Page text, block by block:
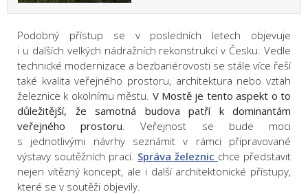
Podobný přístup se v posledních letech objevuje
i u dalších velkých nádražních rekonstrukcí v Česku. Vedle
technické modernizace a bezbariérovosti se stále více řeší
také kvalita veřejného prostoru, architektura nebo vztah
železnice k okolnímu městu. V Mostě je tento aspekt o to
důležitější, že samotná budova patří k dominantám
veřejného prostoru . Veřejnost se bude moci
s jednotlivými návrhy seznámit v rámci připravované
výstavy soutěžních prací. Správa železnic chce představit
nejen vítězný koncept, ale i další architektonické přístupy,
které se v soutěži objevily.